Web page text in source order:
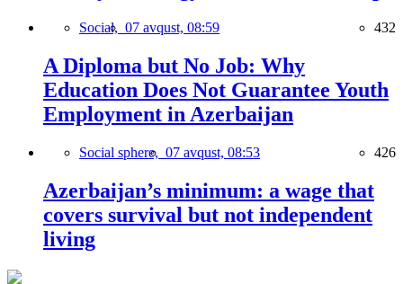
Social, 07 avqust, 08:59 432
A Diploma but No Job: Why
Education Does Not Guarantee Youth
Employment in Azerbaijan
Social sphere, 07 avqust, 08:53 426
Azerbaijan’s minimum: a wage that
covers survival but not independent
living